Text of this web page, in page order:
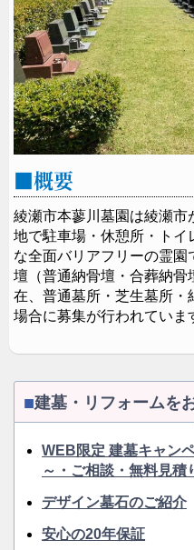
後ろ姿も洗練が際立つデ
面に彫刻を施す仕様とな
シンプルで上品なデザイ
明るさを感じさせます。
ぐことができ、大切な方
す。
概要
綾瀬市本蓼川墓園は綾瀬市
地で駐車場・休憩所・ト
な全面バリアフリーの霊
壇（普通納骨壇・合葬納
在、普通墓所・芝生墓所・
場合に募集が行われていま
建墓・リフォームを
WEB限定 建墓キャン
～・ご相談・無料見積
デザイン墓石のご紹介
安心の20年保証